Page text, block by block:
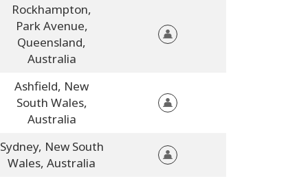
Rockhampton,
Park Avenue,
Queensland,
Australia
Ashfield, New
South Wales,
Australia
Sydney, New South
Wales, Australia